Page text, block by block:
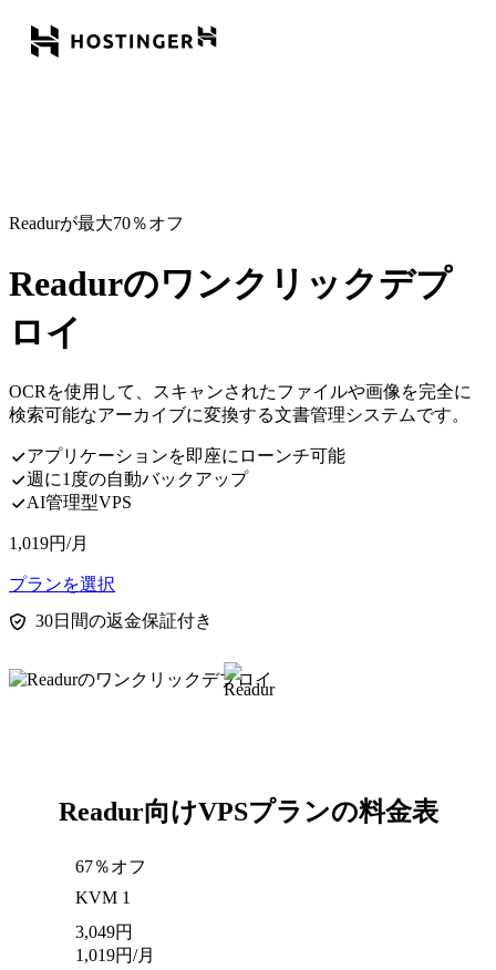
Readurが最大70％オフ
Readurのワンクリックデプ
ロイ
OCRを使用して、スキャンされたファイルや画像を完全に
検索可能なアーカイブに変換する文書管理システムです。
アプリケーションを即座にローンチ可能
週に1度の自動バックアップ
AI管理型VPS
1,019円/月
プランを選択
30日間の返金保証付き
Readur向けVPSプランの料金表
67％オフ
KVM 1
3,049円
1,019円/月